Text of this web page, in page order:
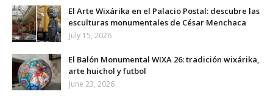
El Arte Wixárika en el Palacio Postal: descubre las
esculturas monumentales de César Menchaca
July 15, 2026
El Balón Monumental WIXA 26: tradición wixárika,
arte huichol y futbol
June 23, 2026